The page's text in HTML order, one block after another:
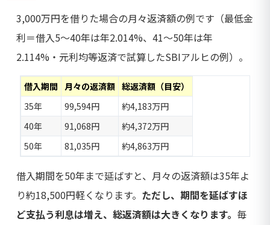
3,000万円を借りた場合の月々返済額の例です（最低金
利＝借入5〜40年は年2.014%、41〜50年は年
2.114%・元利均等返済で試算したSBIアルヒの例）。
借入期間 月々の返済額 総返済額（目安）
35年
99,594円
約4,183万円
40年
91,068円
約4,372万円
50年
81,035円 約4,863万円
借入期間を50年まで延ばすと、月々の返済額は35年よ
り約18,500円軽くなります。 ただし、期間を延ばすほ
ど支払う利息は増え、総返済額は大きくなります。 毎